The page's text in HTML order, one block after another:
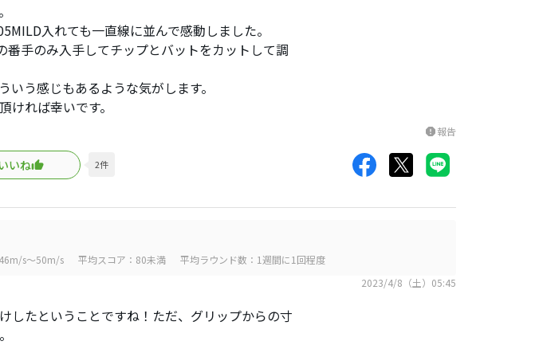
入れても一直線に並んで感動しました。
手のみ入手してチップとバットをカットして調
う感じもあるような気がします。
れば幸いです。
report報告
いね 2件
s～50m/s 平均スコア：80未満
平均ラウンド数：1週間に1回程度
2023/4/8（土）05:45
したということですね！ただ、グリップからの寸